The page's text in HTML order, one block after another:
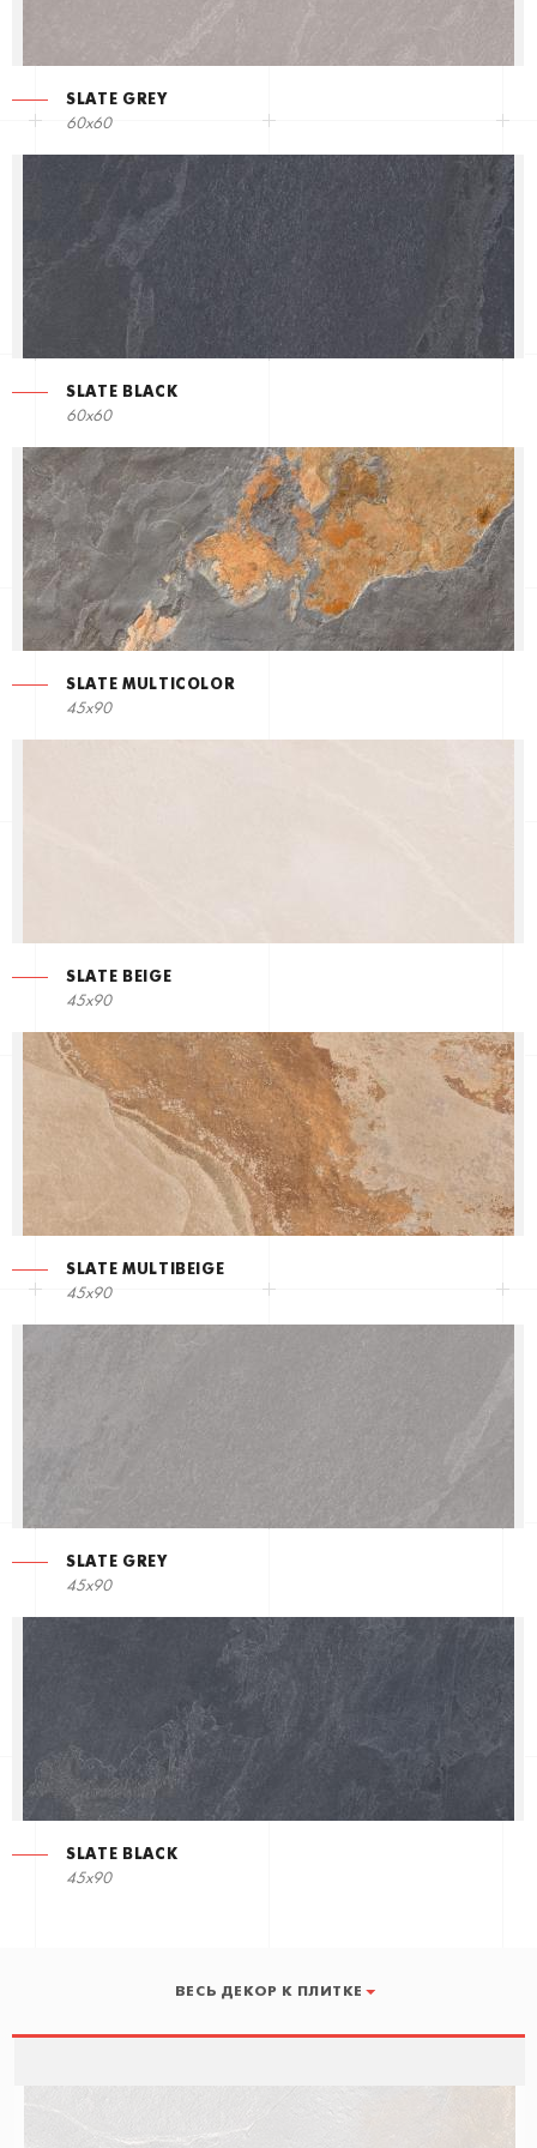
SLATE GREY
60x60
SLATE BLACK
60x60
SLATE MULTICOLOR
45x90
SLATE BEIGE
45x90
SLATE MULTIBEIGE
45x90
SLATE GREY
45x90
SLATE BLACK
45x90
ВЕСЬ ДЕКОР К ПЛИТКЕ